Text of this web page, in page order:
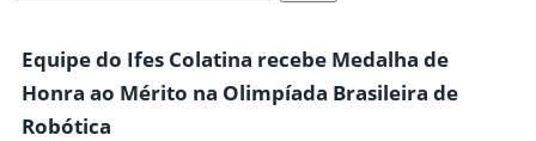
Equipe do Ifes Colatina recebe Medalha de
Honra ao Mérito na Olimpíada Brasileira de
Robótica